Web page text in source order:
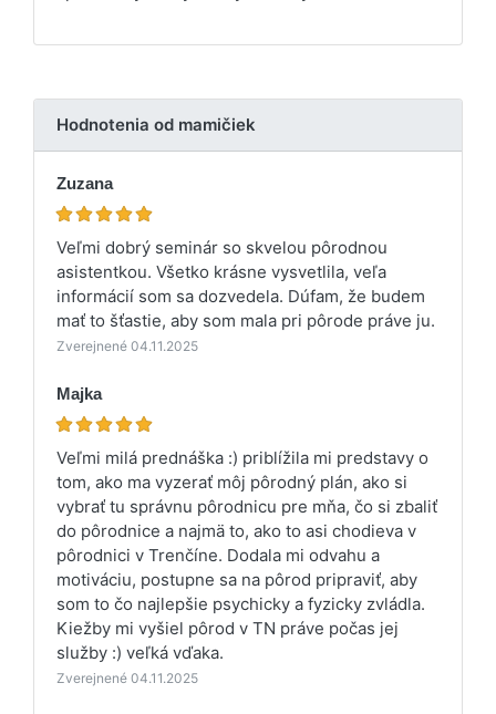
Hodnotenia od mamičiek
Zuzana
Veľmi dobrý seminár so skvelou pôrodnou
asistentkou. Všetko krásne vysvetlila, veľa
informácií som sa dozvedela. Dúfam, že budem
mať to šťastie, aby som mala pri pôrode práve ju.
Zverejnené 04.11.2025
Majka
Veľmi milá prednáška :) priblížila mi predstavy o
tom, ako ma vyzerať môj pôrodný plán, ako si
vybrať tu správnu pôrodnicu pre mňa, čo si zbaliť
do pôrodnice a najmä to, ako to asi chodieva v
pôrodnici v Trenčíne. Dodala mi odvahu a
motiváciu, postupne sa na pôrod pripraviť, aby
som to čo najlepšie psychicky a fyzicky zvládla.
Kiežby mi vyšiel pôrod v TN práve počas jej
služby :) veľká vďaka.
Zverejnené 04.11.2025